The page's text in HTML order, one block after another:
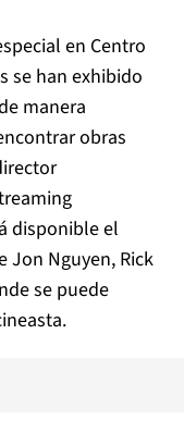
en Centro
se han exhibido
manera
obras
disponible el
Jon Nguyen, Rick
se puede